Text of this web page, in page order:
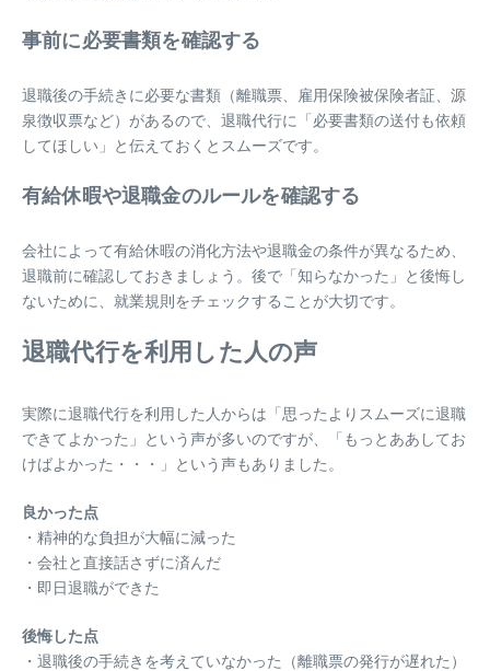
事前に必要書類を確認する
退職後の手続きに必要な書類（離職票、雇用保険被保険者証、源
泉徴収票など）があるので、退職代行に「必要書類の送付も依頼
してほしい」と伝えておくとスムーズです。
有給休暇や退職金のルールを確認する
会社によって有給休暇の消化方法や退職金の条件が異なるため、
退職前に確認しておきましょう。後で「知らなかった」と後悔し
ないために、就業規則をチェックすることが大切です。
退職代行を利用した人の声
実際に退職代行を利用した人からは「思ったよりスムーズに退職
できてよかった」という声が多いのですが、「もっとああしてお
けばよかった・・・」という声もありました。
良かった点
・精神的な負担が大幅に減った
・会社と直接話さずに済んだ
・即日退職ができた
後悔した点
・退職後の手続きを考えていなかった（離職票の発行が遅れた）